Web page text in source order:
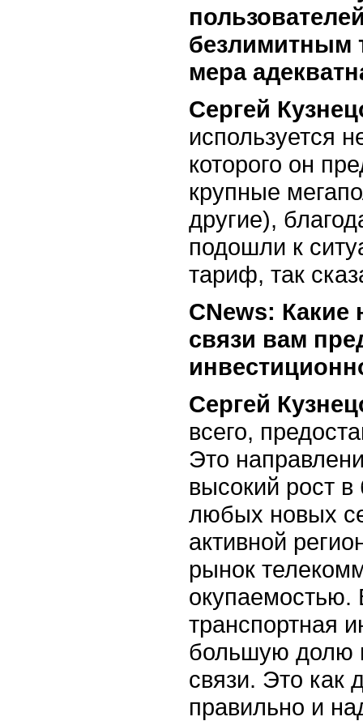
безлимитным
мера
Сергей
используется
которого он
крупные
другие),
подошли к
тариф, так
СNews: Какие
связи вам
Сергей
всего,
Это
высокий рост
любых новых
активной
рынок
окупаемостью.
транспортная
большую долю
связи. Это как
правильно и